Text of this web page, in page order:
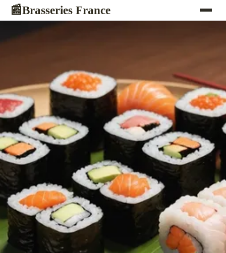
📰Brasseries France